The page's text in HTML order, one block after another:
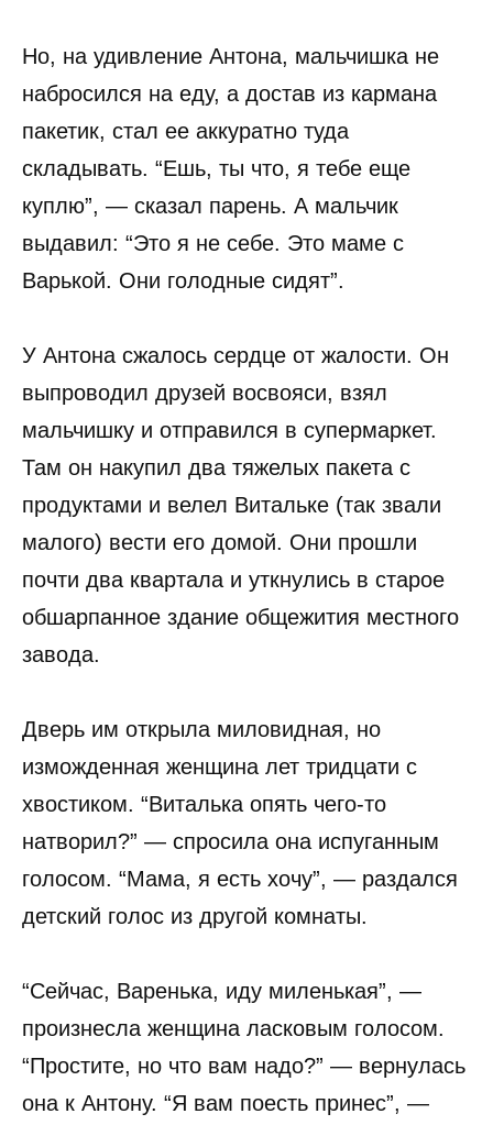
Но, на удивление Антона, мальчишка не
набросился на еду, а достав из кармана
пакетик, стал ее аккуратно туда
складывать. “Ешь, ты что, я тебе еще
куплю”, — сказал парень. А мальчик
выдавил: “Это я не себе. Это маме с
Варькой. Они голодные сидят”.
У Антона сжалось сердце от жалости. Он
выпроводил друзей восвояси, взял
мальчишку и отправился в супермаркет.
Там он накупил два тяжелых пакета с
продуктами и велел Витальке (так звали
малого) вести его домой. Они прошли
почти два квартала и уткнулись в старое
обшарпанное здание общежития местного
завода.
Дверь им открыла миловидная, но
изможденная женщина лет тридцати с
хвостиком. “Виталька опять чего-то
натворил?” — спросила она испуганным
голосом. “Мама, я есть хочу”, — раздался
детский голос из другой комнаты.
“Сейчас, Варенька, иду миленькая”, —
произнесла женщина ласковым голосом.
“Простите, но что вам надо?” — вернулась
она к Антону. “Я вам поесть принес”, —